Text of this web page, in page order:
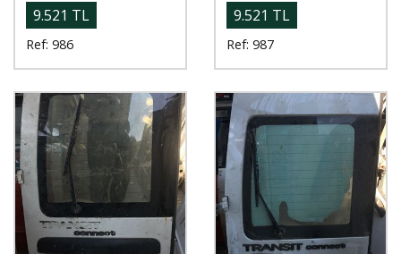
9.521 TL
Ref: 986
9.521 TL
Ref: 987